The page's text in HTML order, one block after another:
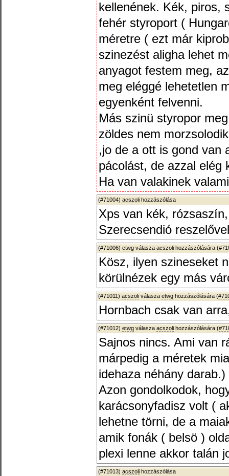
kellenének. Kék, piros,
fehér styroport (
méretre ( ezt már
szinezést aligha lehet
anyagot festem meg,
meg eléggé lehetetlen
egyenként felvenni.
Más szinü styropor
zöldes nem
,jo de a ott is gond van
pácolást, de azzal elég
Ha van valakinek
(#71004) acszoli hozzászólása
Xps van kék,
Szerecsendió
(#71006) etwg válasza acszoli hozzászólására (
Kösz, ilyen szineseket
körülnézek egy más
(#71011) acszoli válasza etwg hozzászólására (
Hornbach csak van
(#71012) etwg válasza acszoli hozzászólására (
Sajnos nincs. Ami van
márpedig a méretek
idehaza néhány darab.)
Azon gondolkodok,
karácsonyfadisz volt (
lehetne törni, de a
amik fonák ( belsö )
plexi lenne akkor talán
(#71013) acszoli hozzászólása